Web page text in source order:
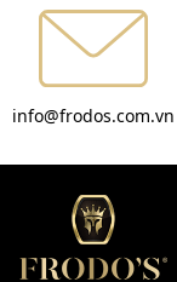
info@frodos.com.vn